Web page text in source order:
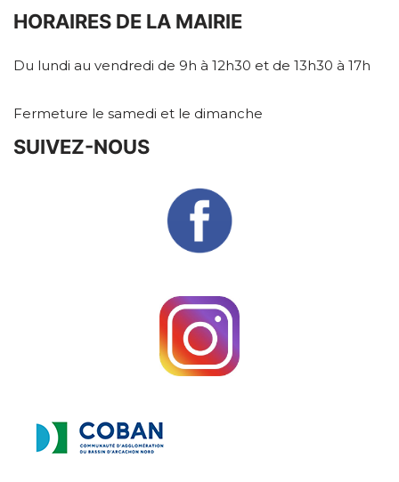
HORAIRES DE LA MAIRIE
Du lundi au vendredi de 9h à 12h30 et de 13h30 à 17h
Fermeture le samedi et le dimanche
SUIVEZ-NOUS